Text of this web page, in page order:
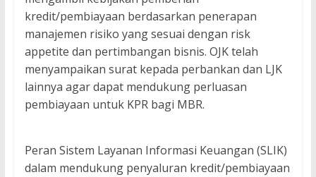
kredit/pembiayaan berdasarkan penerapan
manajemen risiko yang sesuai dengan risk
appetite dan pertimbangan bisnis. OJK telah
menyampaikan surat kepada perbankan dan LJK
lainnya agar dapat mendukung perluasan
pembiayaan untuk KPR bagi MBR.
Peran Sistem Layanan Informasi Keuangan (SLIK)
dalam mendukung penyaluran kredit/pembiayaan